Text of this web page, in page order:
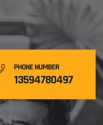
PHONE NUMBER
13594780497